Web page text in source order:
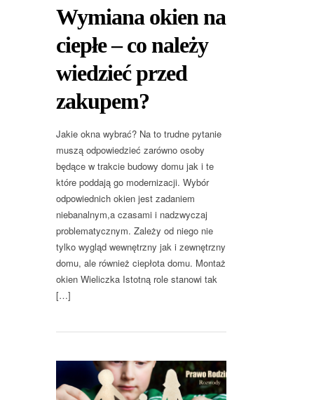
Wymiana okien na
ciepłe – co należy
wiedzieć przed
zakupem?
Jakie okna wybrać? Na to trudne pytanie
muszą odpowiedzieć zarówno osoby
będące w trakcie budowy domu jak i te
które poddają go modernizacji. Wybór
odpowiednich okien jest zadaniem
niebanalnym,a czasami i nadzwyczaj
problematycznym. Zależy od niego nie
tylko wygląd wewnętrzny jak i zewnętrzny
domu, ale również ciepłota domu. Montaż
okien Wieliczka Istotną role stanowi tak
[…]